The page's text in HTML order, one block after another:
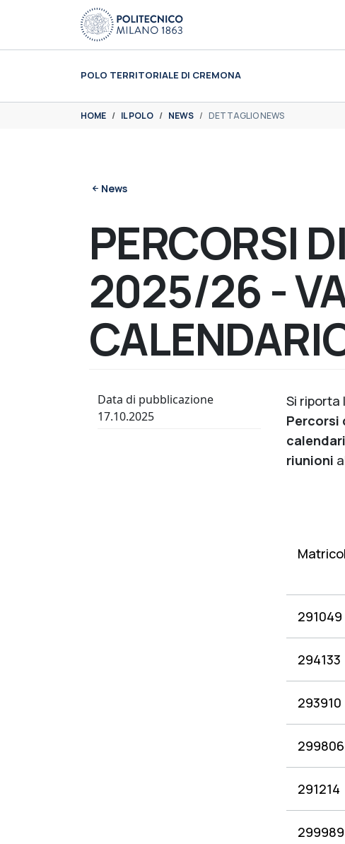
Skip to main content
Skip to page footer
POLO TERRITORIALE DI CREMONA
You are here:
HOME IL POLO NEWS DETTAGLIO NEWS
News
PERCORSI
2025/26 -
Data di pubblicazione
17.10.2025
Si riporta
Percorsi
riunioni
291049
294133
293910
299806
291214
299989